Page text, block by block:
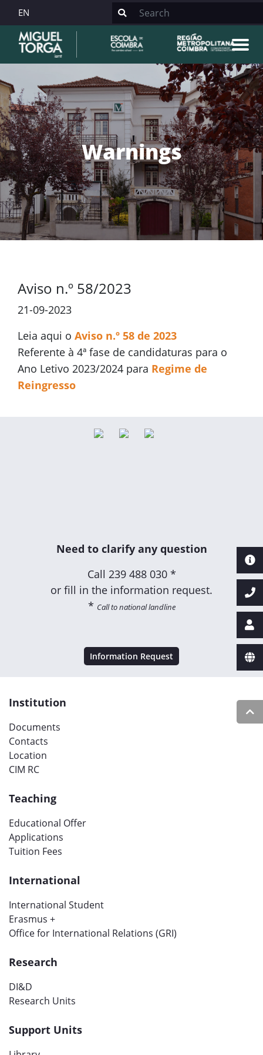
EN
Warnings
Aviso n.º 58/2023
21-09-2023
Leia aqui o Aviso n.º 58 de 2023
Referente à 4ª fase de candidaturas para o
Ano Letivo 2023/2024 para Regime de
Reingresso
Need to clarify any question
Call 239 488 030 *
or fill in the information request.
* Call to national landline
Information Request
Institution
Documents
Contacts
Location
CIM RC
Teaching
Educational Offer
Applications
Tuition Fees
International
International Student
Erasmus +
Office for International Relations (GRI)
Research
DI&D
Research Units
Support Units